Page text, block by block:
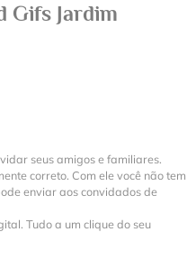
Gifs Jardim
seus amigos e familiares.
correto. Com ele você não tem
enviar aos convidados de
Tudo a um clique do seu